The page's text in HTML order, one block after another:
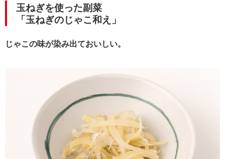
玉ねぎを使った副菜
「玉ねぎのじゃこ和え」
じゃこの味が染み出ておいしい。